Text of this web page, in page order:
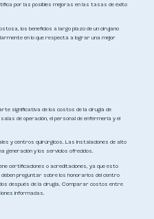
por las posibles mejoras en las tasas de éxito
los beneficios a largo plazo de un cirujano
en lo que respecta a lograr una mejor
significativa de los costos de la cirugía de
de operación, el personal de enfermería y el
y centros quirúrgicos. Las instalaciones de alto
generación y los servicios ofrecidos.
certificaciones o acreditaciones, ya que esto
deben preguntar sobre los honorarios del centro
después de la cirugía. Comparar costos entre
informadas.